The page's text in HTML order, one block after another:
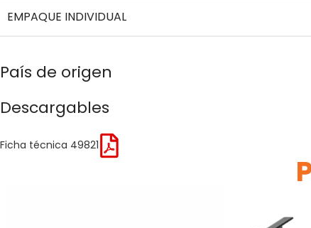
EMPAQUE INDIVIDUAL
País de origen
Descargables
Ficha técnica 49821